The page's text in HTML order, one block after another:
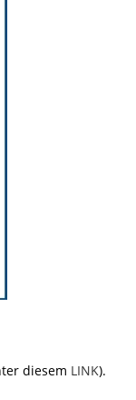
diesem LINK).